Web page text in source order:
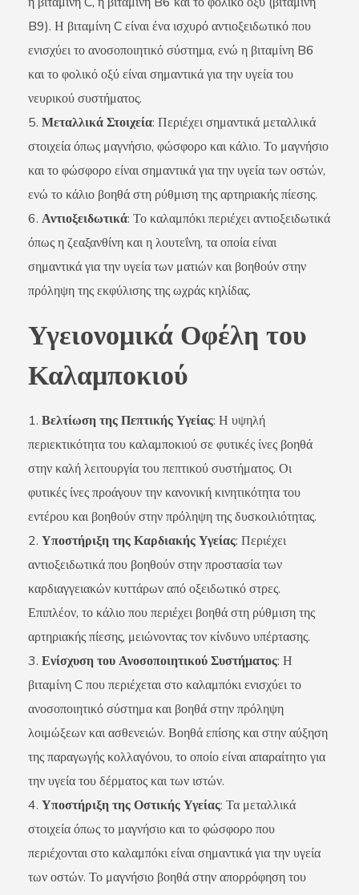
B9). Η βιταμίνη C είναι ένα ισχυρό αντιοξειδωτικό που
ενισχύει το ανοσοποιητικό σύστημα, ενώ η βιταμίνη B6
και το φολικό οξύ είναι σημαντικά για την υγεία του
νευρικού συστήματος.
Μεταλλικά Στοιχεία: Περιέχει σημαντικά μεταλλικά
στοιχεία όπως μαγνήσιο, φώσφορο και κάλιο. Το μαγνήσιο
και το φώσφορο είναι σημαντικά για την υγεία των οστών,
ενώ το κάλιο βοηθά στη ρύθμιση της αρτηριακής πίεσης.
Αντιοξειδωτικά: Το καλαμπόκι περιέχει αντιοξειδωτικά
όπως η ζεαξανθίνη και η λουτεΐνη, τα οποία είναι
σημαντικά για την υγεία των ματιών και βοηθούν στην
πρόληψη της εκφύλισης της ωχράς κηλίδας.
Υγειονομικά Οφέλη του
Καλαμποκιού
Βελτίωση της Πεπτικής Υγείας: Η υψηλή
περιεκτικότητα του καλαμποκιού σε φυτικές ίνες βοηθά
στην καλή λειτουργία του πεπτικού συστήματος. Οι
φυτικές ίνες προάγουν την κανονική κινητικότητα του
εντέρου και βοηθούν στην πρόληψη της δυσκοιλιότητας.
Υποστήριξη της Καρδιακής Υγείας: Περιέχει
αντιοξειδωτικά που βοηθούν στην προστασία των
καρδιαγγειακών κυττάρων από οξειδωτικό στρες.
Επιπλέον, το κάλιο που περιέχει βοηθά στη ρύθμιση της
αρτηριακής πίεσης, μειώνοντας τον κίνδυνο υπέρτασης.
Ενίσχυση του Ανοσοποιητικού Συστήματος: Η
βιταμίνη C που περιέχεται στο καλαμπόκι ενισχύει το
ανοσοποιητικό σύστημα και βοηθά στην πρόληψη
λοιμώξεων και ασθενειών. Βοηθά επίσης και στην αύξηση
της παραγωγής κολλαγόνου, το οποίο είναι απαραίτητο για
την υγεία του δέρματος και των ιστών.
Υποστήριξη της Οστικής Υγείας: Τα μεταλλικά
στοιχεία όπως το μαγνήσιο και το φώσφορο που
περιέχονται στο καλαμπόκι είναι σημαντικά για την υγεία
των οστών. Το μαγνήσιο βοηθά στην απορρόφηση του